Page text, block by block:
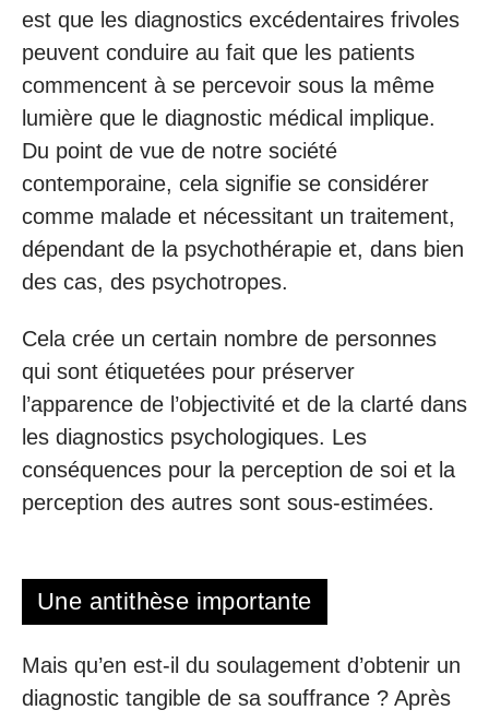
est que les diagnostics excédentaires frivoles
peuvent conduire au fait que les patients
commencent à se percevoir sous la même
lumière que le diagnostic médical implique.
Du point de vue de notre société
contemporaine, cela signifie se considérer
comme malade et nécessitant un traitement,
dépendant de la psychothérapie et, dans bien
des cas, des psychotropes.
Cela crée un certain nombre de personnes
qui sont étiquetées pour préserver
l’apparence de l’objectivité et de la clarté dans
les diagnostics psychologiques. Les
conséquences pour la perception de soi et la
perception des autres sont sous-estimées.
Une antithèse importante
Mais qu’en est-il du soulagement d’obtenir un
diagnostic tangible de sa souffrance ? Après